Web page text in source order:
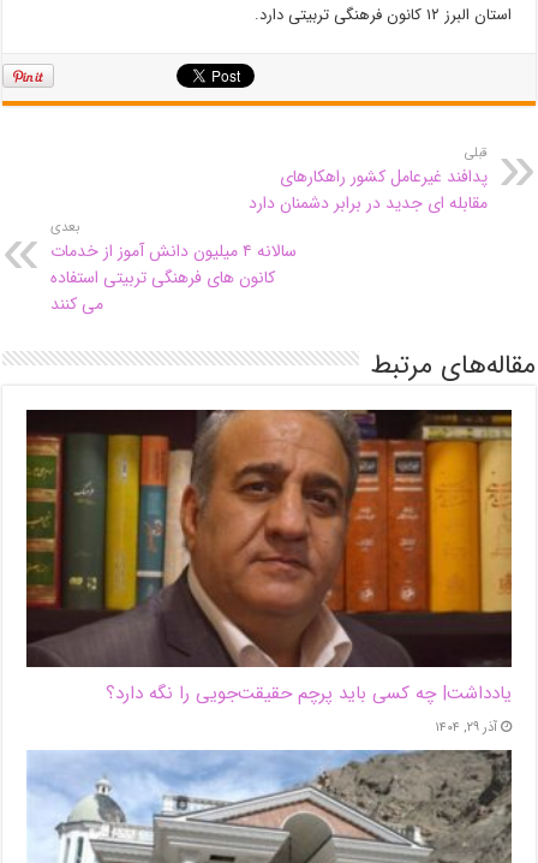
استان البرز ۱۲ کانون فرهنگی تربیتی دارد.
قبلی
پدافند غیرعامل کشور راهکارهای
مقابله ای جدید در برابر دشمنان دارد
بعدی
سالانه ۴ میلیون دانش آموز از خدمات
کانون های فرهنگی تربیتی استفاده
می کنند
مقاله‌های مرتبط
یادداشت| ‌چه کسی باید پرچم حقیقت‌جویی را نگه دارد؟
آذر ۲۹, ۱۴۰۴